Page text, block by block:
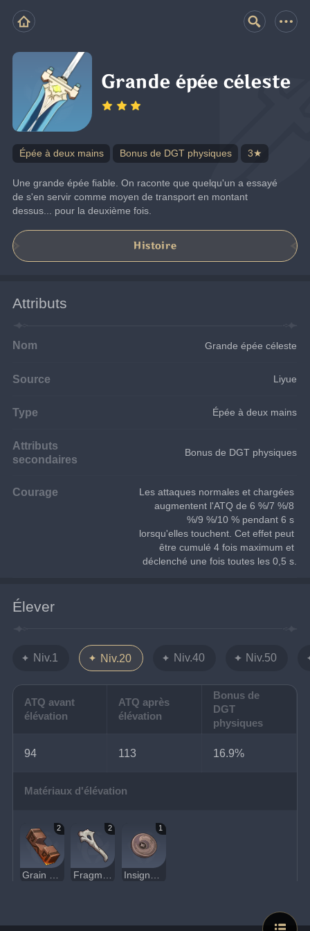
Grande épée céleste
Épée à deux mains Bonus de DGT physiques 3★
Une grande épée fiable. On raconte que quelqu'un a essayé
de s'en servir comme moyen de transport en montant
dessus... pour la deuxième fois.
Histoire
Attributs
Nom Grande épée céleste
Source Liyue
Type Épée à deux mains
Attributs
secondaires
Bonus de DGT physiques
Courage
Les attaques normales et chargées
augmentent l'ATQ de 6 %/7 %/8
%/9 %/10 % pendant 6 s
lorsqu'elles touchent. Cet effet peut
être cumulé 4 fois maximum et
déclenché une fois toutes les 0,5 s.
Élever
Niv.1 Niv.20 Niv.40 Niv.50
ATQ avant
élévation
ATQ après
élévation
Bonus de
DGT
physiques
94 113 16.9%
Matériaux d'élévation
2
Grain d'aérosidérite noire
2
Fragment d'os fragile
1
Insigne des Pilleurs